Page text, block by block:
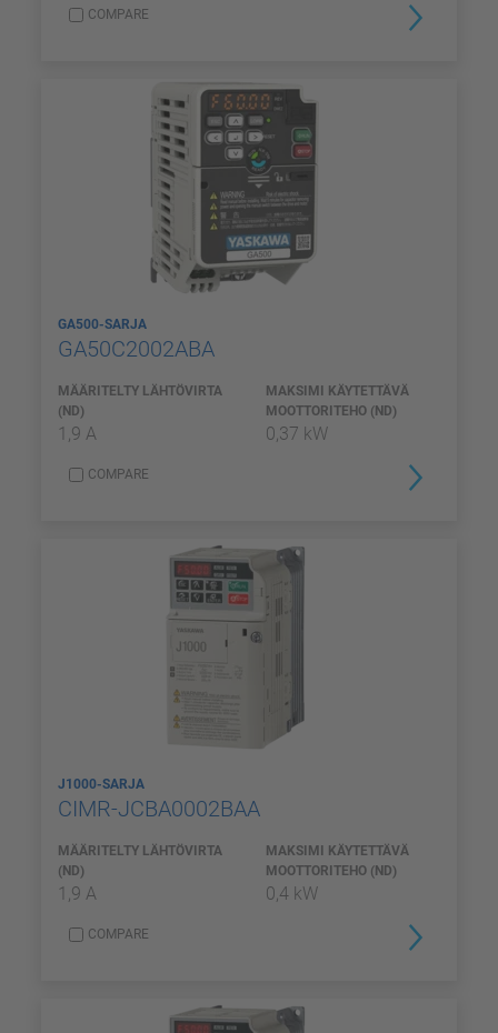
COMPARE
GA500-SARJA
GA50C2002ABA
MÄÄRITELTY LÄHTÖVIRTA
(ND)
1,9 A
MAKSIMI KÄYTETTÄVÄ
MOOTTORITEHO (ND)
0,37 kW
COMPARE
J1000-SARJA
CIMR-JCBA0002BAA
MÄÄRITELTY LÄHTÖVIRTA
(ND)
1,9 A
MAKSIMI KÄYTETTÄVÄ
MOOTTORITEHO (ND)
0,4 kW
COMPARE